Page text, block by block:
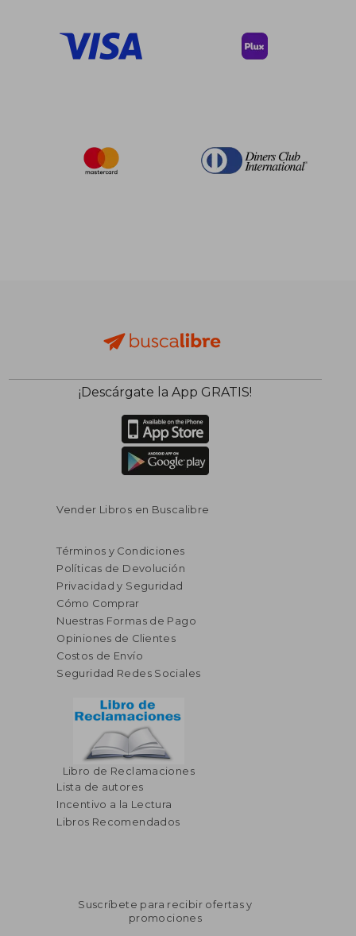
¡Descárgate la App GRATIS!
Vender Libros en Buscalibre
Términos y Condiciones
Políticas de Devolución
Privacidad y Seguridad
Cómo Comprar
Nuestras Formas de Pago
Opiniones de Clientes
Costos de Envío
Seguridad Redes Sociales
Libro de Reclamaciones
Lista de autores
Incentivo a la Lectura
Libros Recomendados
Suscríbete para recibir ofertas y
promociones